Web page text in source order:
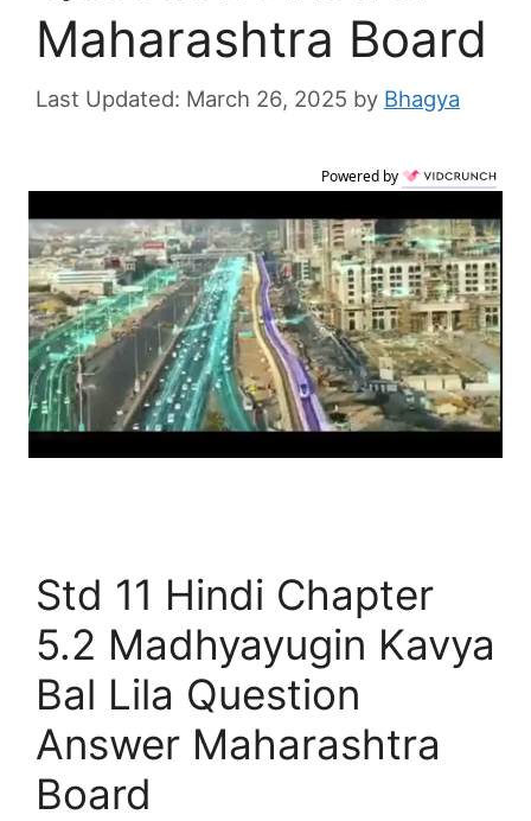
Maharashtra Board
March 26, 2025 by Bhagya
Powered by
Std 11 Hindi Chapter
5.2 Madhyayugin Kavya
Bal Lila Question
Answer Maharashtra
Board